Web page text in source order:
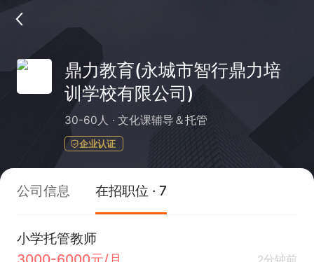
鼎力教育(永城市智行鼎力培
训学校有限公司)
30-60人 文化课辅导＆托管
企业认证
公司信息 在招职位 · 7
小学托管教师